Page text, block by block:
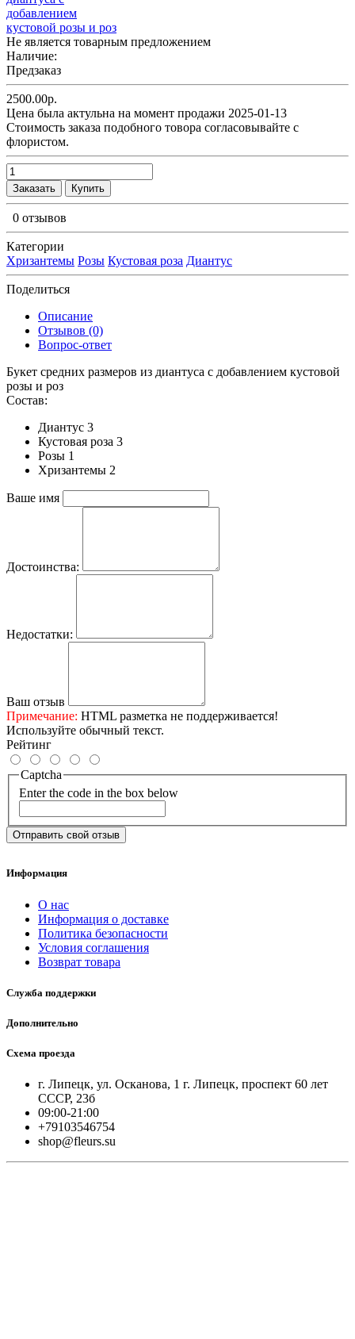
Не является товарным предложением
Наличие:
Предзаказ
2500.00р.
Цена была актульна на момент продажи 2025-01-13
Cтоимость заказа подобного товора согласовывайте с
флористом.
Заказать Купить
0 отзывов
Категории
Хризантемы Розы Кустовая роза Диантус
Поделиться
Описание
Отзывов (0)
Вопрос-ответ
Букет средних размеров из диантуса c добавлением кустовой
розы и роз
Состав:
Диантус 3
Кустовая роза 3
Розы 1
Хризантемы 2
Ваше имя
Достоинства:
Недостатки:
Ваш отзыв
Примечание: HTML разметка не поддерживается!
Используйте обычный текст.
Рейтинг
Captcha
Enter the code in the box below
Отправить свой отзыв
Информация
О нас
Информация о доставке
Политика безопасности
Условия соглашения
Возврат товара
Служба поддержки
Дополнительно
Схема проезда
г. Липецк, ул. Осканова, 1 г. Липецк, проспект 60 лет
СССР, 23б
09:00-21:00
+79103546754
shop@fleurs.su